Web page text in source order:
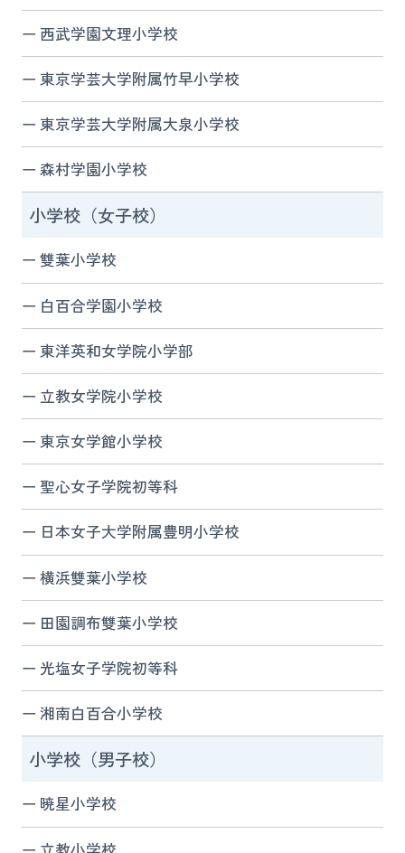
西武学園文理小学校
東京学芸大学附属竹早小学校
東京学芸大学附属大泉小学校
森村学園小学校
小学校（女子校）
雙葉小学校
白百合学園小学校
東洋英和女学院小学部
立教女学院小学校
東京女学館小学校
聖心女子学院初等科
日本女子大学附属豊明小学校
横浜雙葉小学校
田園調布雙葉小学校
光塩女子学院初等科
湘南白百合小学校
小学校（男子校）
暁星小学校